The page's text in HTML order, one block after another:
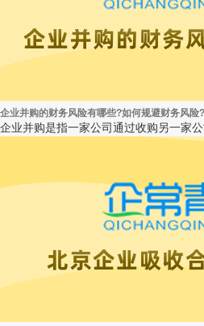
企业并购的财务风险有哪些?如何规避财务风险?
企业并购是指一家公司通过收购另一家